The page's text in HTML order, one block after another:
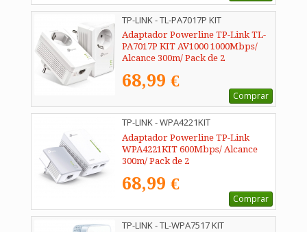
TP-LINK - TL-PA7017P KIT
Adaptador Powerline TP-Link TL-
PA7017P KIT AV1000 1000Mbps/
Alcance 300m/ Pack de 2
68,99 €
Comprar
TP-LINK - WPA4221KIT
Adaptador Powerline TP-Link
WPA4221KIT 600Mbps/ Alcance
300m/ Pack de 2
68,99 €
Comprar
TP-LINK - TL-WPA7517 KIT